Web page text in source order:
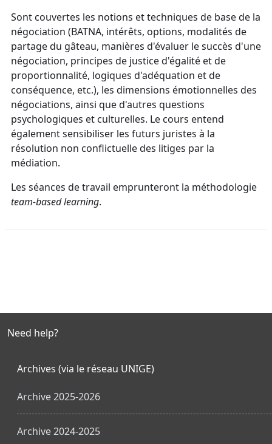
Sont couvertes les notions et techniques de base de la
négociation (BATNA, intérêts, options, modalités de
partage du gâteau, manières d'évaluer le succès d'une
négociation, principes de justice d'égalité et de
proportionnalité, logiques d'adéquation et de
conséquence, etc.), les dimensions émotionnelles des
négociations, ainsi que d'autres questions
psychologiques et culturelles. Le cours entend
également sensibiliser les futurs juristes à la
résolution non conflictuelle des litiges par la
médiation.
Les séances de travail emprunteront la méthodologie
team-based learning.
Need help?
Archives (via le réseau UNIGE)
Archive 2025-2026
Archive 2024-2025